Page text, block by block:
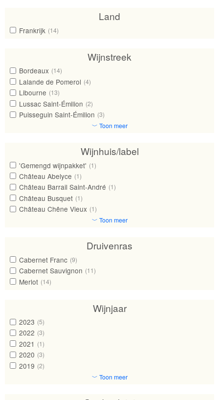
Land
Frankrijk (14)
Wijnstreek
Bordeaux (14)
Lalande de Pomerol (4)
Libourne (13)
Lussac Saint-Émilion (2)
Puisseguin Saint-Émilion (3)
﹀ Toon meer
Wijnhuis/label
'Gemengd wijnpakket' (1)
Château Abelyce (1)
Château Barrail Saint-André (1)
Château Busquet (1)
Château Chêne Vieux (1)
﹀ Toon meer
Druivenras
Cabernet Franc (9)
Cabernet Sauvignon (11)
Merlot (14)
Wijnjaar
2023 (5)
2022 (3)
2021 (1)
2020 (3)
2019 (2)
﹀ Toon meer